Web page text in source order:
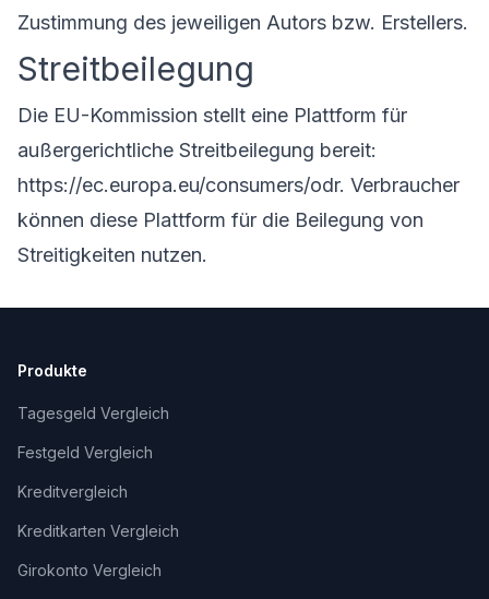
Zustimmung des jeweiligen Autors bzw. Erstellers.
Streitbeilegung
Die EU-Kommission stellt eine Plattform für
außergerichtliche Streitbeilegung bereit:
https://ec.europa.eu/consumers/odr. Verbraucher
können diese Plattform für die Beilegung von
Streitigkeiten nutzen.
Produkte
Tagesgeld Vergleich
Festgeld Vergleich
Kreditvergleich
Kreditkarten Vergleich
Girokonto Vergleich